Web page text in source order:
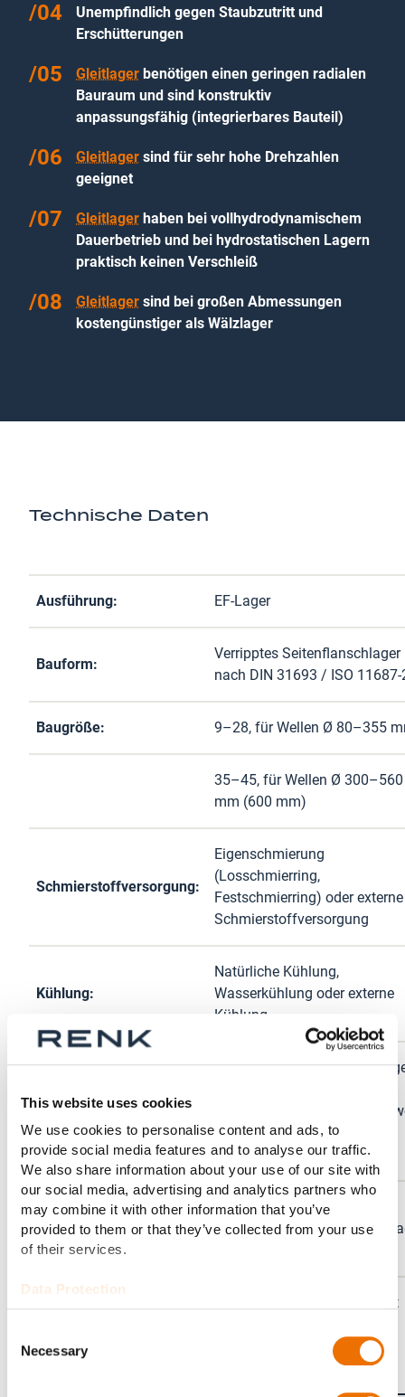
This website uses cookies
We use cookies to personalise content and ads, to
provide social media features and to analyse our traffic.
We also share information about your use of our site with
our social media, advertising and analytics partners who
may combine it with other information that you’ve
provided to them or that they’ve collected from your use
of their services.
Data Protection
Selection
Necessary
Unempfindlich gegen Staubzutritt und
Erschütterungen
Gleitlager benötigen einen geringen radialen
Bauraum und sind konstruktiv
anpassungsfähig (integrierbares Bauteil)
Gleitlager sind für sehr hohe Drehzahlen
geeignet
Gleitlager haben bei vollhydrodynamischem
Dauerbetrieb und bei hydrostatischen Lagern
praktisch keinen Verschleiß
Gleitlager sind bei großen Abmessungen
kostengünstiger als Wälzlager
Technische Daten
Ausführung: EF-Lager
Bauform:
Verripptes Seitenflanschlager
nach DIN 31693 / ISO 11687-
Baugröße: 9–28, für Wellen Ø 80–355
35–45, für Wellen Ø 300–560
mm (600 mm)
Schmierstoffversorgung:
Eigenschmierung
(Losschmierring,
Festschmierring) oder externe
Schmierstoffversorgung
Kühlung:
Natürliche Kühlung,
Wasserkühlung oder externe
Kühlung
Bohrungsausführung:
Diverse
kreiszylindrische Bohrung,
Vierkeilbohrung oder
Radialkippsegmente
Optionen:
Elektrische Isolierung,
Temperaturüberwachung mit